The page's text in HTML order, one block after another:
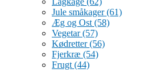
Jule småkager(61)
Æg og Ost (58)
Vegetar(57)
Kødretter(56)
Fjerkræ (54)
Frugt (44)